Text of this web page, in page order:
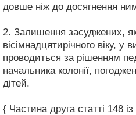
довше ніж до досягнення
2. Залишення засуджених,
вісімнадцятирічного віку, у
проводиться за рішенням
начальника колонії,
дітей.
{ Частина друга статті 148